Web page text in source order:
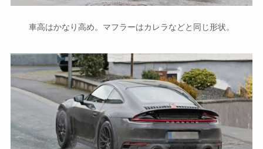
車高はかなり高め。マフラーはカレラなどと同じ形状。